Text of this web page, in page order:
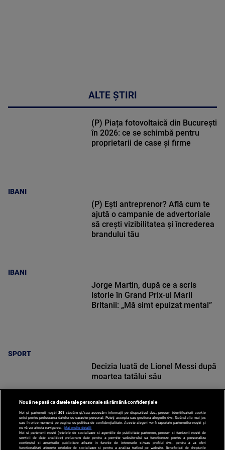
ALTE ȘTIRI
IBANI
(P) Piața fotovoltaică din București
în 2026: ce se schimbă pentru
proprietarii de case și firme
IBANI
(P) Ești antreprenor? Află cum te
ajută o campanie de advertoriale
să crești vizibilitatea și încrederea
brandului tău
SPORT
Jorge Martin, după ce a scris
istorie în Grand Prix-ul Marii
Britanii: „Mă simt epuizat mental”
SPORT
Decizia luată de Lionel Messi după
moartea tatălui său
Nouă ne pasă ca datele tale personale să rămână confidențiale
Noi și partenerii noștri 201 stocăm și/sau accesăm informații pe dispozitivul dvs., precum identificatorii cookie
unici pentru prelucrarea datelor cu caracter personal. Puteți accepta sau gestiona alegerile dvs. făcând clic mai jos
sau în orice moment, pe pagina cu politica de confidențialitate. Aceste alegeri vor fi raportate partenerilor noștri și
nu vă vor afecta navigarea.
Mai multe detalii
Noi si partenerii nostri (retelele de socializare si agentiile de publicitate partenere, precum si furnizorii nostri de
servicii de date analitice) prelucram date pentru a permite website-ului sa functioneze, pentru a personaliza
continutul si anunturile publicitare afisate in functie de interesele si/sau profilul dvs., pentru a va oferi
functionalitati aferente retelelor de socializare si pentru a analiza traficul pe website. Beneficiati de drepturile